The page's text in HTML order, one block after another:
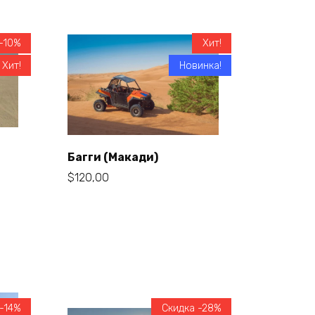
Хит!
Хит!
Новинка!
Багги (Макади)
$120,00
Скидка -28%